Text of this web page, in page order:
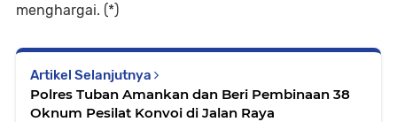
menghargai. (*)
Artikel Selanjutnya
Polres Tuban Amankan dan Beri Pembinaan 38
Oknum Pesilat Konvoi di Jalan Raya